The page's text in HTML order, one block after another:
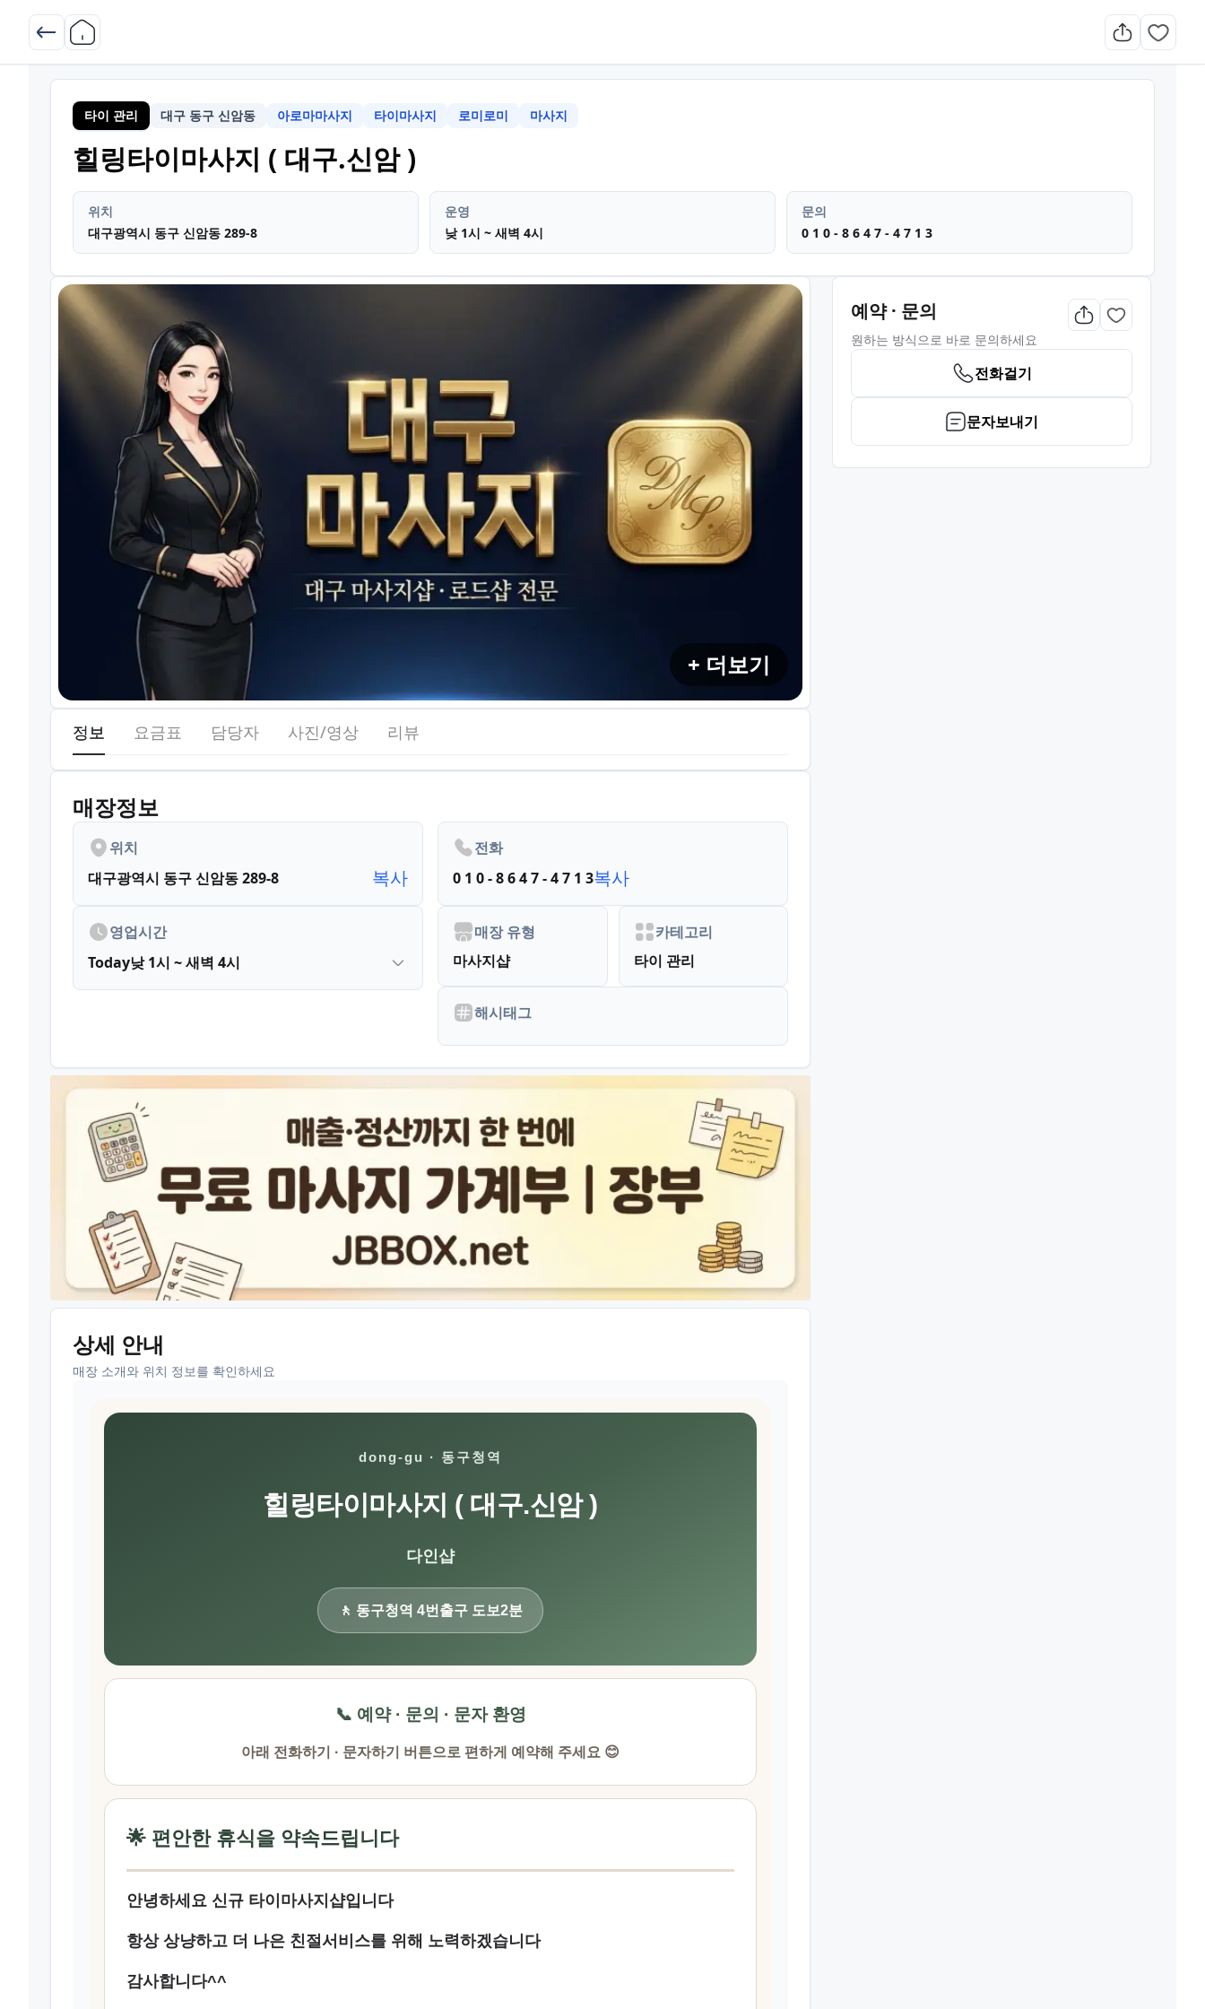
타이 관리 대구 동구 신암동 아로마마사지 타이마사지 로미로미 마사지
힐링타이마사지 ( 대구.신암 )
위치
대구광역시 동구 신암동 289-8
운영
낮 1시 ~ 새벽 4시
문의
0 1 0 - 8 6 4 7 - 4 7 1 3
+ 더보기
정보 요금표 담당자 사진/영상 리뷰
매장정보
위치
대구광역시 동구 신암동 289-8
복사
영업시간
Today낮 1시 ~ 새벽 4시
전화
0 1 0 - 8 6 4 7 - 4 7 1 3복사
매장 유형
마사지샵
카테고리
타이 관리
해시태그
상세 안내
매장 소개와 위치 정보를 확인하세요
dong-gu · 동구청역
힐링타이마사지 ( 대구.신암 )
다인샵
🚶 동구청역 4번출구 도보2분
📞 예약 · 문의 · 문자 환영
아래 전화하기 · 문자하기 버튼으로 편하게 예약해 주세요 😊
🌟 편안한 휴식을 약속드립니다
안녕하세요 신규 타이마사지샵입니다
항상 상냥하고 더 나은 친절서비스를 위해 노력하겠습니다
감사합니다^^
예약 · 문의
원하는 방식으로 바로 문의하세요
전화걸기
문자보내기